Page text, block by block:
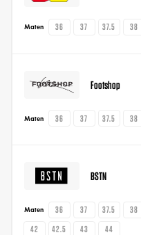
Maten 36 37 37.5 38
Footshop
Maten 36 37 37.5 38
BSTN
Maten 36 37 37.5 38
42
42.5 43 44